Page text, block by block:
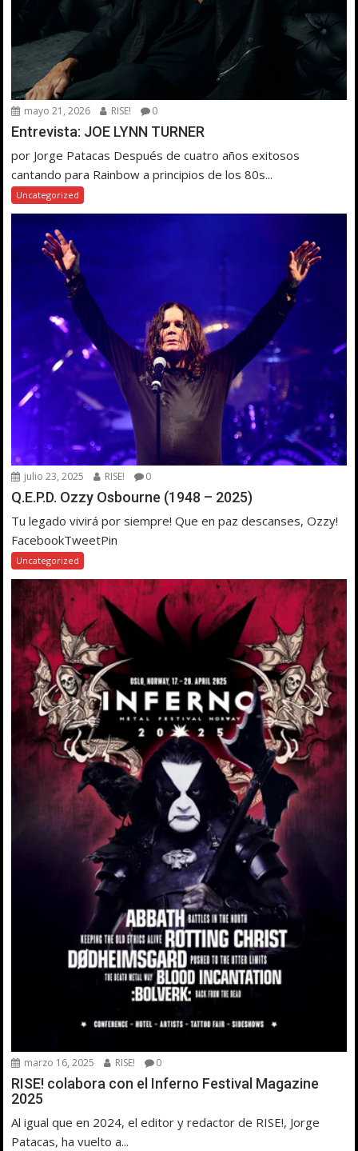
mayo 21, 2026 RISE! 0
Entrevista: JOE LYNN TURNER
por Jorge Patacas Después de cuatro años exitosos
cantando para Rainbow a principios de los 80s...
Uncategorized
julio 23, 2025 RISE! 0
Q.E.P.D. Ozzy Osbourne (1948 – 2025)
Tu legado vivirá por siempre! Que en paz descanses, Ozzy!
FacebookTweetPin
Uncategorized
marzo 16, 2025 RISE! 0
RISE! colabora con el Inferno Festival Magazine
2025
Al igual que en 2024, el editor y redactor de RISE!, Jorge
Patacas, ha vuelto a...